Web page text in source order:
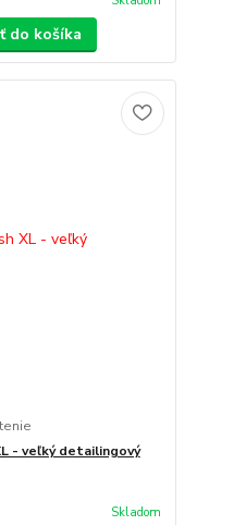
do košíka
- veľký detailingový
Skladom